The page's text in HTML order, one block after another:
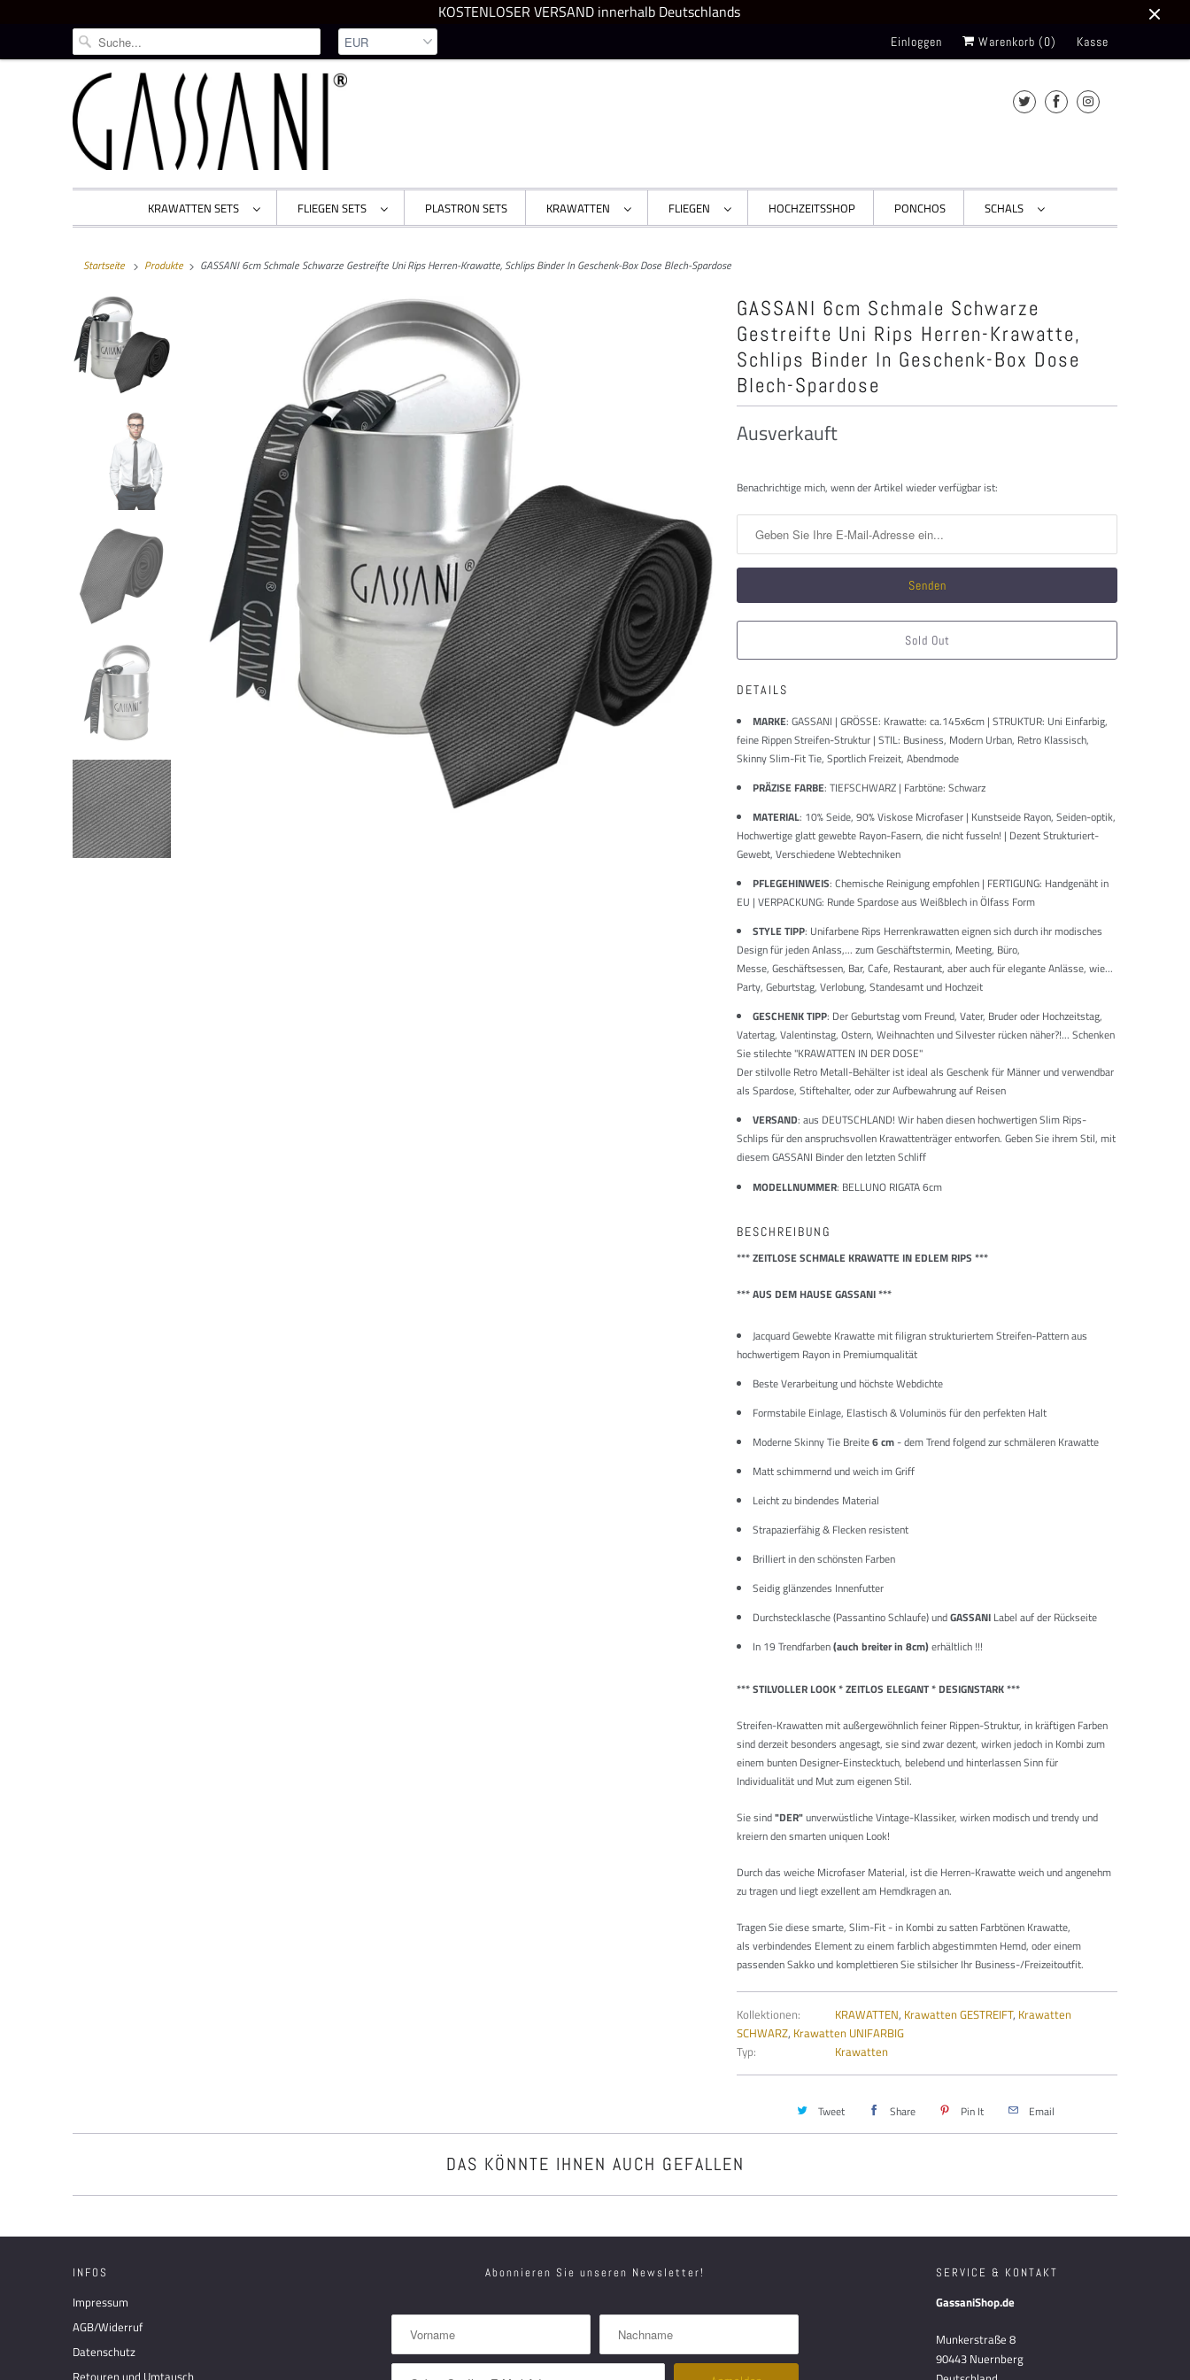
KOSTENLOSER VERSAND innerhalb Deutschlands
Einloggen Warenkorb (0) Kasse
KRAWATTEN SETS FLIEGEN SETS PLASTRON SETS KRAWATTEN FLIEGEN HOCHZEITSSHOP PONCHOS SCHALS
Startseite Produkte GASSANI 6cm Schmale Schwarze Gestreifte Uni Rips Herren-Krawatte, Schlips Binder In Geschenk-Box Dose Blech-Spardose
GASSANI 6cm Schmale Schwarze
Gestreifte Uni Rips Herren-Krawatte,
Schlips Binder In Geschenk-Box Dose
Blech-Spardose
Ausverkauft
Benachrichtigen
wenn
verfügbar
ist:
Benachrichtige mich, wenn der Artikel wieder verfügbar ist:
Sold Out
DETAILS
MARKE: GASSANI | GRÖSSE: Krawatte: ca.145x6cm | STRUKTUR: Uni Einfarbig,
feine Rippen Streifen-Struktur | STIL: Business, Modern Urban, Retro Klassisch,
Skinny Slim-Fit Tie, Sportlich Freizeit, Abendmode
PRÄZISE FARBE: TIEFSCHWARZ | Farbtöne: Schwarz
MATERIAL: 10% Seide, 90% Viskose Microfaser | Kunstseide Rayon, Seiden-optik,
Hochwertige glatt gewebte Rayon-Fasern, die nicht fusseln! | Dezent Strukturiert-
Gewebt, Verschiedene Webtechniken
PFLEGEHINWEIS: Chemische Reinigung empfohlen | FERTIGUNG: Handgenäht in
EU | VERPACKUNG: Runde Spardose aus Weißblech in Ölfass Form
STYLE TIPP: Unifarbene Rips Herrenkrawatten eignen sich durch ihr modisches
Design für jeden Anlass,... zum Geschäftstermin, Meeting, Büro,
Messe, Geschäftsessen, Bar, Cafe, Restaurant, aber auch für elegante Anlässe, wie...
Party, Geburtstag, Verlobung, Standesamt und Hochzeit
GESCHENK TIPP: Der Geburtstag vom Freund, Vater, Bruder oder Hochzeitstag,
Vatertag, Valentinstag, Ostern, Weihnachten und Silvester rücken näher?!... Schenken
Sie stilechte "KRAWATTEN IN DER DOSE"
Der stilvolle Retro Metall-Behälter ist ideal als Geschenk für Männer und verwendbar
als Spardose, Stiftehalter, oder zur Aufbewahrung auf Reisen
VERSAND: aus DEUTSCHLAND! Wir haben diesen hochwertigen Slim Rips-
Schlips für den anspruchsvollen Krawattenträger entworfen. Geben Sie ihrem Stil, mit
diesem GASSANI Binder den letzten Schliff
MODELLNUMMER: BELLUNO RIGATA 6cm
BESCHREIBUNG
*** ZEITLOSE SCHMALE KRAWATTE IN EDLEM RIPS ***
*** AUS DEM HAUSE GASSANI ***
Jacquard Gewebte Krawatte mit filigran strukturiertem Streifen-Pattern aus
hochwertigem Rayon in Premiumqualität
Beste Verarbeitung und höchste Webdichte
Formstabile Einlage, Elastisch & Voluminös für den perfekten Halt
Moderne Skinny Tie Breite6 cm- dem Trend folgend zur schmäleren Krawatte
Matt schimmernd und weich im Griff
Leicht zu bindendes Material
Strapazierfähig & Flecken resistent
Brilliert in den schönsten Farben
Seidig glänzendes Innenfutter
Durchstecklasche (Passantino Schlaufe) undGASSANI Label auf der Rückseite
In 19 Trendfarben(auch breiter in 8cm)erhältlich !!!
*** STILVOLLER LOOK * ZEITLOS ELEGANT * DESIGNSTARK ***
Streifen-Krawatten mit außergewöhnlich feiner Rippen-Struktur, in kräftigen Farben
sind derzeit besonders angesagt, sie sind zwar dezent, wirken jedoch in Kombi zum
einem bunten Designer-Einstecktuch, belebend und hinterlassen Sinn für
Individualität und Mut zum eigenen Stil.
Sie sind"DER"unverwüstliche Vintage-Klassiker, wirken modisch und trendy und
kreiern den smarten uniquen Look!
Durch das weiche Microfaser Material, ist die Herren-Krawatte weich und angenehm
zu tragen und liegt exzellent am Hemdkragen an.
Tragen Sie diese smarte, Slim-Fit - in Kombi zu satten Farbtönen Krawatte,
als verbindendes Element zu einem farblich abgestimmten Hemd, oder einem
passenden Sakko und komplettieren Sie stilsicher Ihr Business-/Freizeitoutfit.
Kollektionen: KRAWATTEN, Krawatten GESTREIFT, Krawatten
SCHWARZ, Krawatten UNIFARBIG
Typ:
Krawatten
Tweet Share Pin It Email
DAS KÖNNTE IHNEN AUCH GEFALLEN
INFOS
Impressum
AGB/Widerruf
Datenschutz
Retouren und Umtausch
Abonnieren Sie unseren Newsletter! SERVICE & KONTAKT
GassaniShop.de
Munkerstraße 8
90443 Nuernberg